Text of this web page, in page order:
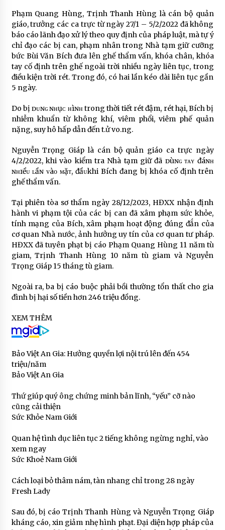
Phạm Quang Hùng, Trịnh Thanh Hùng là cán bộ quản
giáo, trưởng các ca trực từ ngày 27/1 – 5/2/2022 đã không
báo cáo lãnh đạo xử lý theo quy định của pháp luật, mà tự ý
chỉ đạo các bị can, phạm nhân trong Nhà tạm giữ cưỡng
bức Bùi Văn Bích đưa lên ghế thẩm vấn, khóa chân, khóa
tay cố định trên ghế ngoài trời nhiều ngày liên tục, trong
điều kiện trời rét. Trong đó, có hai lần kéo dài liên tục gần
5 ngày.
Do bị ᴅᴜɴɢ ɴʜụᴄ ʜìɴʜ trong thời tiết rét đậm, rét hại, Bích bị
nhiễm khuẩn từ không khí, viêm phổi, viêm phế quản
nặng, suy hô hấp dẫn đến t.ử vo.ng.
Nguyễn Trọng Giáp là cán bộ quản giáo ca trực ngày
4/2/2022, khi vào kiểm tra Nhà tạm giữ đã ᴅùɴɢ ᴛᴀʏ đáɴʜ
ɴʜɪềᴜ ʟầɴ ᴠàᴏ ᴍặᴛ, đầᴜkhi Bích đang bị khóa cố định trên
ghế thẩm vấn.
Tại phiên tòa sơ thẩm ngày 28/12/2023, HĐXX nhận định
hành vi phạm tội của các bị can đã xâm phạm sức khỏe,
tính mạng của Bích, xâm phạm hoạt động đúng đắn của
cơ quan Nhà nước, ảnh hưởng uy tín của cơ quan tư pháp.
HĐXX đã tuyên phạt bị cáo Phạm Quang Hùng 11 năm tù
giam, Trịnh Thanh Hùng 10 năm tù giam và Nguyễn
Trọng Giáp 15 tháng tù giam.
Ngoài ra, ba bị cáo buộc phải bồi thường tổn thất cho gia
đình bị hại số tiền hơn 246 triệu đồng.
XEM THÊM
Bảo Việt An Gia: Hưởng quyền lợi nội trú lên đến 454
triệu/năm
Bảo Việt An Gia
Thứ giúp quý ông chứng minh bản lĩnh, “yếu” cỡ nào
cũng cải thiện
Sức Khỏe Nam Giới
Quan hệ tình dục liên tục 2 tiếng không ngừng nghỉ, vào
xem ngay
Sức Khoẻ Nam Giới
Cách loại bỏ thâm nám, tàn nhang chỉ trong 28 ngày
Fresh Lady
Sau đó, bị cáo Trịnh Thanh Hùng và Nguyễn Trọng Giáp
kháng cáo, xin giảm nhẹ hình phạt. Đại diện hợp pháp của